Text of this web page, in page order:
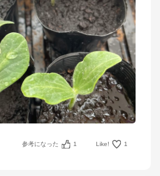
参考になった 1 Like! 1